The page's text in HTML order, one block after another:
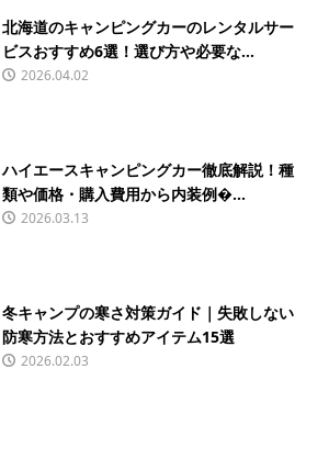
北海道のキャンピングカーのレンタルサー
ビスおすすめ6選！選び方や必要な...
2026.04.02
ハイエースキャンピングカー徹底解説！種
類や価格・購入費用から内装例�...
2026.03.13
冬キャンプの寒さ対策ガイド｜失敗しない
防寒方法とおすすめアイテム15選
2026.02.03